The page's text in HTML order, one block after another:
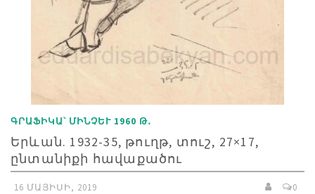
ԳՐԱՖԻԿԱ՝ ՄԻՆՉԵՒ 1960 Թ․
Երևան. 1932-35, թուղթ, տուշ, 27×17,
ընտանիքի հավաքածու
16 ՄԱՅԻՍԻ, 2019 0